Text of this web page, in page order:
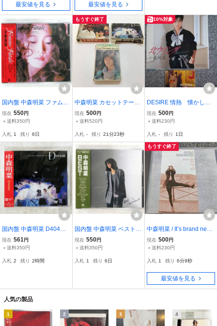
最安値を見る 最安値を見る
国内盤 中森明菜 ファム
ファタル REPRISE 32XL
195 1CD □
現在 550円
＋送料350円
入札 1 残り 6日
もうすぐ終了
中森明菜 カセットテープ
少女A 北ウイング ミ・ア
モーレ 3本セット カバー
現在 500円
＋送料520円
入札 - 残り 21分22秒
10%対象
DESIRE 情熱 懐かしの
ヒット曲歌謡祭 オマケ
CD
現在 500円
＋送料230円
入札 - 残り 1日
国内盤 中森明菜 D404ME
REPRISE WPCL11729 1
CD □
現在 561円
＋送料350円
入札 2 残り 2時間
国内盤 中森明菜 ベスト R
EPRISE 32XL150 1CD □
現在 550円
＋送料350円
入札 1 残り 6日
もうすぐ終了
中森明菜 / It’s brand new
day/Stay in love /NNCC 1
0001/CD/D495
現在 500円
＋送料230円
入札 1 残り 6分8秒
最安値を見る
人気の製品
1 2 3 4